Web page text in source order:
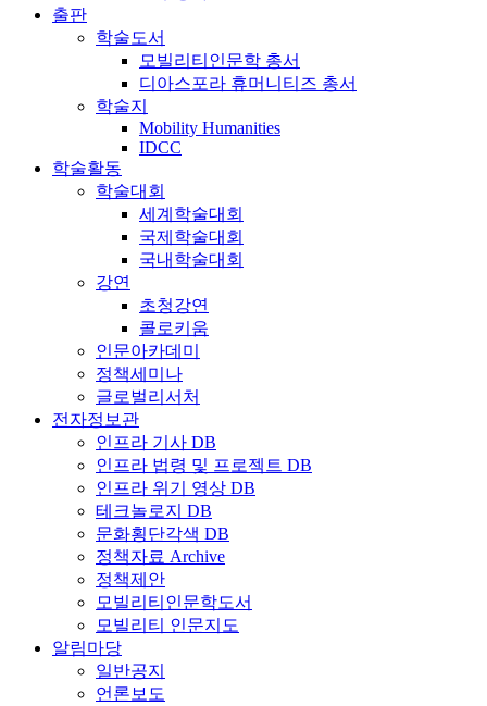
출판
학술도서
모빌리티인문학 총서
디아스포라 휴머니티즈 총서
학술지
Mobility Humanities
IDCC
학술활동
학술대회
세계학술대회
국제학술대회
국내학술대회
강연
초청강연
콜로키움
인문아카데미
정책세미나
글로벌리서처
전자정보관
인프라 기사 DB
인프라 법령 및 프로젝트 DB
인프라 위기 영상 DB
테크놀로지 DB
문화횡단각색 DB
정책자료 Archive
정책제안
모빌리티인문학도서
모빌리티 인문지도
알림마당
일반공지
언론보도